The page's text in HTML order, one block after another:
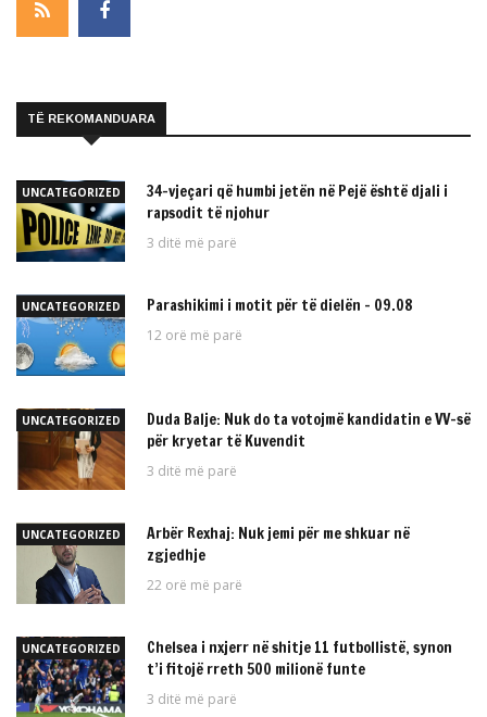
TË REKOMANDUARA
UNCATEGORIZED
34-vjeçari që humbi jetën në Pejë është djali i
rapsodit të njohur
3 ditë më parë
UNCATEGORIZED Parashikimi i motit për të dielën – 09.08
12 orë më parë
UNCATEGORIZED
Duda Balje: Nuk do ta votojmë kandidatin e VV-së
për kryetar të Kuvendit
3 ditë më parë
UNCATEGORIZED
Arbër Rexhaj: Nuk jemi për me shkuar në
zgjedhje
22 orë më parë
UNCATEGORIZED
Chelsea i nxjerr në shitje 11 futbollistë, synon
t’i fitojë rreth 500 milionë funte
3 ditë më parë